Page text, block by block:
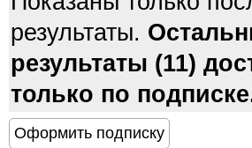
результаты.
результаты (11)
только по